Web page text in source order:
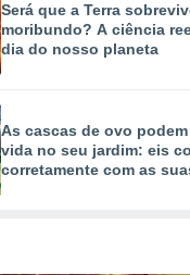
Será que a Terra
moribundo? A ciência
dia do nosso planeta
As cascas de ovo
vida no seu jardim: eis
corretamente com as